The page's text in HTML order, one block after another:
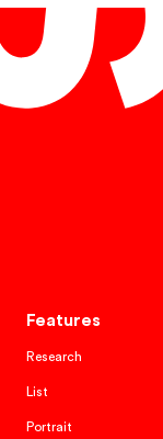
Features
Research
List
Portrait